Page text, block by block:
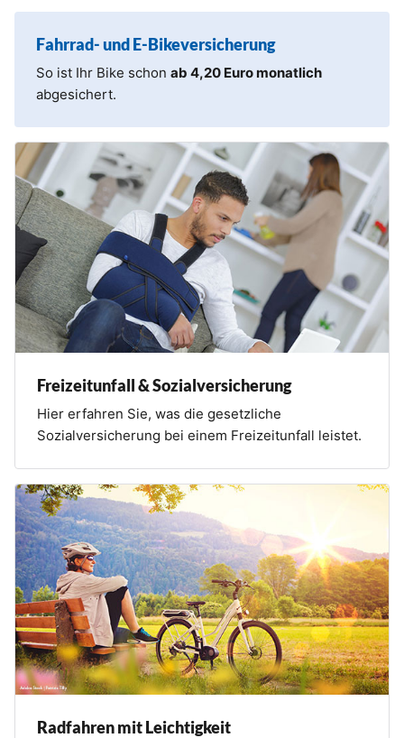
Fahrrad- und E-Bikeversicherung
So ist Ihr Bike schon ab 4,20 Euro monatlich
abgesichert.
Freizeitunfall & Sozialversicherung
Hier erfahren Sie, was die gesetzliche
Sozialversicherung bei einem Freizeitunfall leistet.
Radfahren mit Leichtigkeit